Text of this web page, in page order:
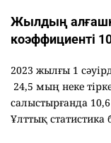
Жылдың
коэффициенті
2023 жылғы 1
24,5 мың неке
салыстырғанда
Ұлттық статистика